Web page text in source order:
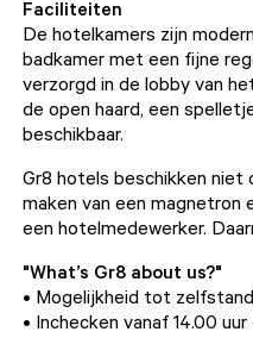
Faciliteiten
De hotelkamers zijn
badkamer met een fijne
verzorgd in de lobby van
de open haard, een
beschikbaar.
Gr8 hotels beschikken niet
maken van een magnetron
een hotelmedewerker.
"What’s Gr8 about us?"
• Mogelijkheid tot
• Inchecken vanaf 14.00